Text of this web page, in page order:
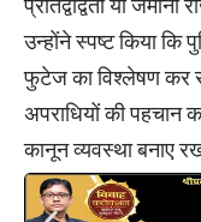
उन्होंने स्पष्ट किया कि
फुटेज का विश्लेषण कर
अपराधियों की पहचान
कानून व्यवस्था बनाए